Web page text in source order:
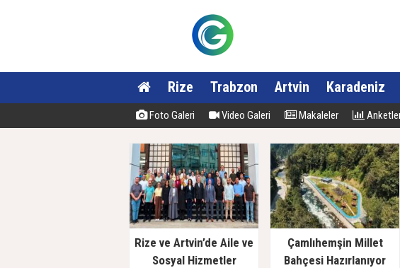
Rize Trabzon Artvin Karadeniz
Foto Galeri Video Galeri Makaleler
Rize ve Artvin’de Aile ve
Sosyal Hizmetler
Çamlıhemşin Millet
Bahçesi Hazırlanıyor